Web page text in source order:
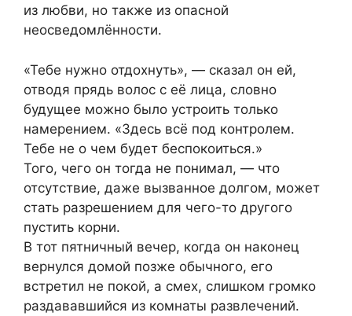
из любви, но также из опасной
неосведомлённости.
«Тебе нужно отдохнуть», — сказал он ей,
отводя прядь волос с её лица, словно
будущее можно было устроить только
намерением. «Здесь всё под контролем.
Тебе не о чем будет беспокоиться.»
Того, чего он тогда не понимал, — что
отсутствие, даже вызванное долгом, может
стать разрешением для чего-то другого
пустить корни.
В тот пятничный вечер, когда он наконец
вернулся домой позже обычного, его
встретил не покой, а смех, слишком громко
раздававшийся из комнаты развлечений.